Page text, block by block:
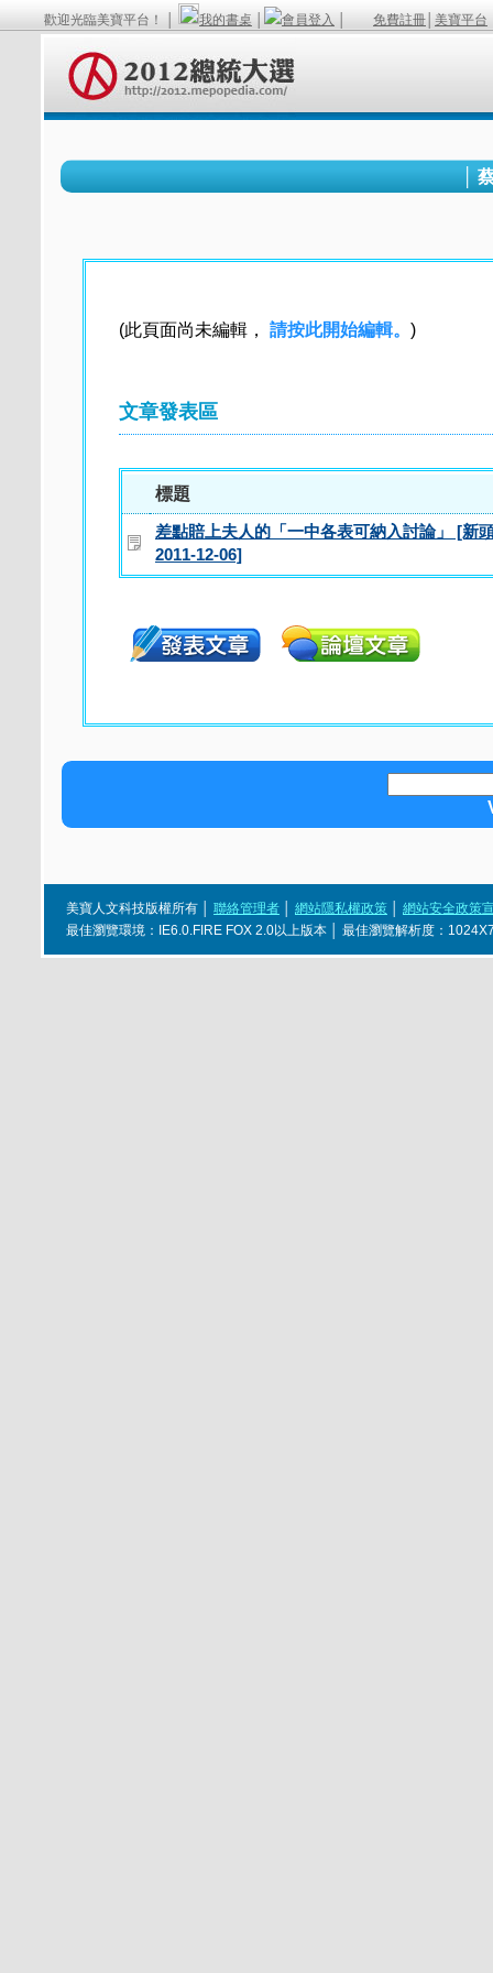
歡迎光臨美寶平台！ │ 我的書桌 會員登入 免費註冊 美寶平台
│
(此頁面尚未編輯， 請按此開始編輯。 )
文章發表區
標題
差點賠上夫人的「一中各表可納入討論」 [新
2011-12-06]
美寶人文科技版權所有 │ 聯絡管理者 網站隱私權政策
網站安全政策
最佳瀏覽環境：IE6.0.FIRE FOX 2.0以上版本 │ 最佳瀏覽解析度：